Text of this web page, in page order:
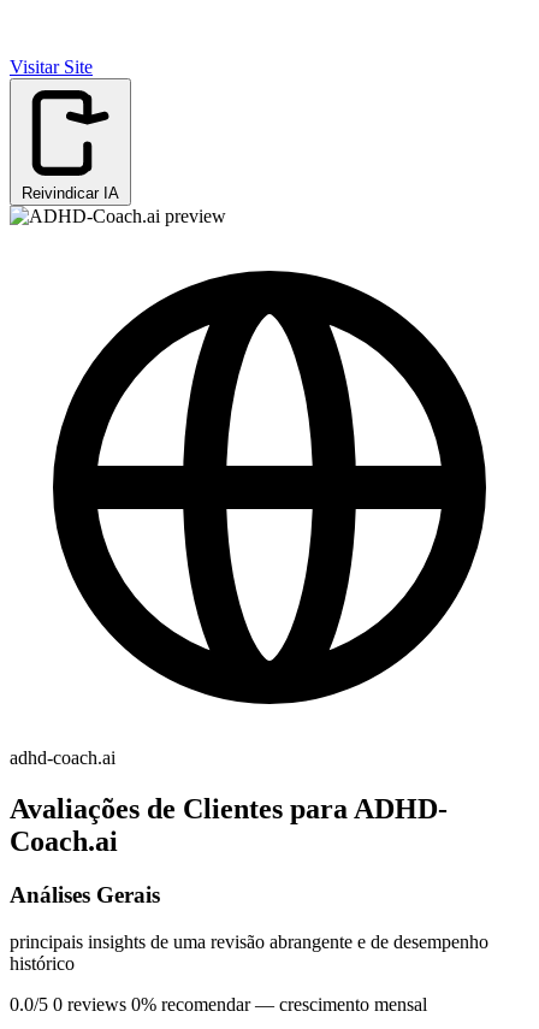
Visitar Site
Reivindicar IA
adhd-coach.ai
Avaliações de Clientes para ADHD-
Coach.ai
Análises Gerais
principais insights de uma revisão abrangente e de desempenho
histórico
0.0/5 0 reviews 0% recomendar — crescimento mensal